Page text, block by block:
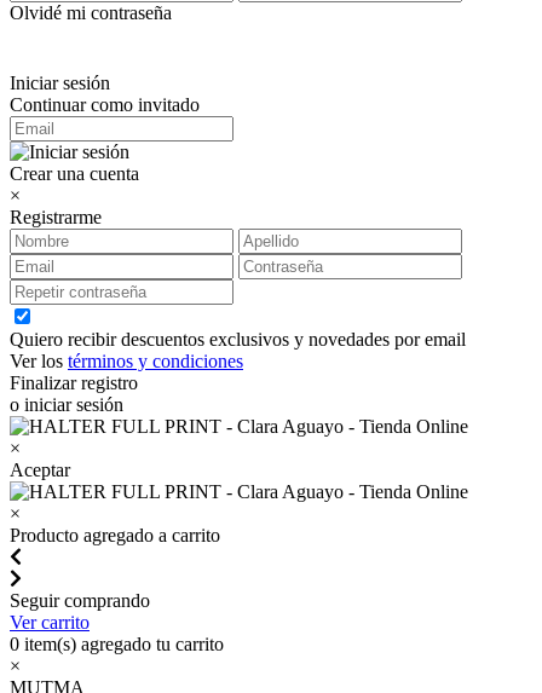
Olvidé mi contraseña
Iniciar sesión
Continuar como invitado
Crear una cuenta
×
Registrarme
Quiero recibir descuentos exclusivos y novedades por email
Ver los términos y condiciones
Finalizar registro
o iniciar sesión
×
Aceptar
×
Producto agregado a carrito
Seguir comprando
Ver carrito
0 item(s) agregado tu carrito
×
MUTMA